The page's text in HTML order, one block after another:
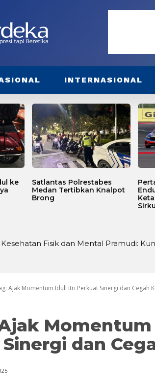
INTERNASIONAL
ke
Satlantas Polrestabes
Medan Tertibkan Knalpot
Brong
Fisik dan Mental Pramudi:
Pembangunan Irigasi di Sei Silau Barat
Ajak Momentum IdulFitri Perkuat Sinergi dan Cegah
dan